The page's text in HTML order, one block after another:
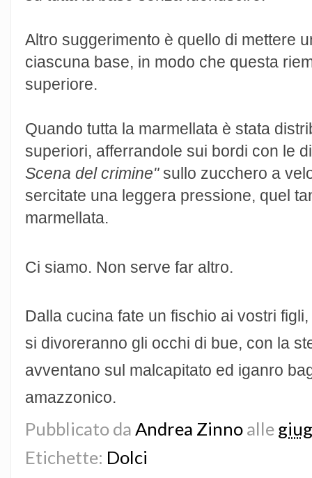
Altro suggerimento è quello di mettere
ciascuna base, in modo che questa
superiore.
Quando tutta la marmellata è stata
superiori, afferrandole sui bordi con le
Scena del crimine"sullo zucchero a
sercitate una leggera pressione, quel
marmellata.
Ci siamo. Non serve far altro.
Dalla cucina fate un fischio ai vostri
si divoreranno gli occhi di bue, con la
avventano sul malcapitato ed iganro
amazzonico.
Pubblicato da Andrea Zinno alle
Etichette: Dolci